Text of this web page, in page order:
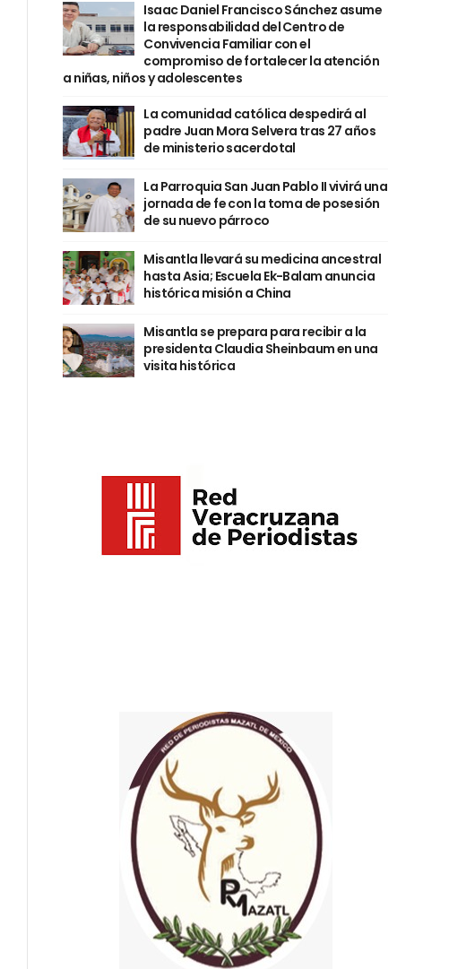
Isaac Daniel Francisco Sánchez asume
la responsabilidad del Centro de
Convivencia Familiar con el
compromiso de fortalecer la atención
a niñas, niños y adolescentes
La comunidad católica despedirá al
padre Juan Mora Selvera tras 27 años
de ministerio sacerdotal
La Parroquia San Juan Pablo II vivirá una
jornada de fe con la toma de posesión
de su nuevo párroco
Misantla llevará su medicina ancestral
hasta Asia; Escuela Ek-Balam anuncia
histórica misión a China
Misantla se prepara para recibir a la
presidenta Claudia Sheinbaum en una
visita histórica